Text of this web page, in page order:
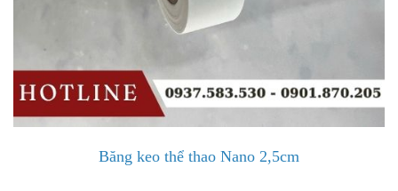
Băng keo thể thao Nano 2,5cm